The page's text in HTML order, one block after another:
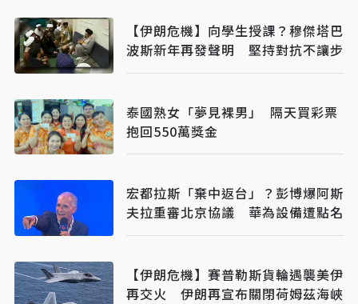
【伊朗危機】向學生授課？穆傑塔巴
波斯新年再發聲明 堅持對抗不讓步
泰國熟女「夢見裸男」 隔天買彩票
抱回550萬獎金
宏都拉斯「棄中返台」？彭博爆阿斯
夫拉重審北京協議 華為設備遭點名
【伊朗危機】賽普勒斯貨輪遇襲美伊
再交火 伊朗再宣布關閉荷姆茲海峽